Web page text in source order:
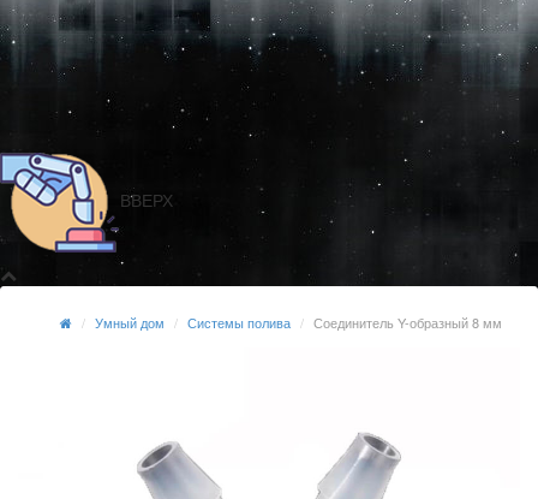
ВВЕРХ
Умный дом Системы полива Соединитель Y-образный 8 мм